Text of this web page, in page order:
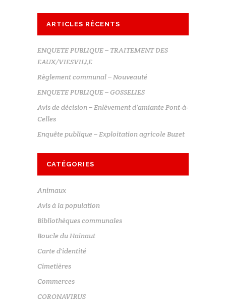
ARTICLES RÉCENTS
ENQUETE PUBLIQUE – TRAITEMENT DES
EAUX/VIESVILLE
Règlement communal – Nouveauté
ENQUETE PUBLIQUE – GOSSELIES
Avis de décision – Enlèvement d’amiante Pont-à-
Celles
Enquête publique – Exploitation agricole Buzet
CATÉGORIES
Animaux
Avis à la population
Bibliothèques communales
Boucle du Hainaut
Carte d'identité
Cimetières
Commerces
CORONAVIRUS